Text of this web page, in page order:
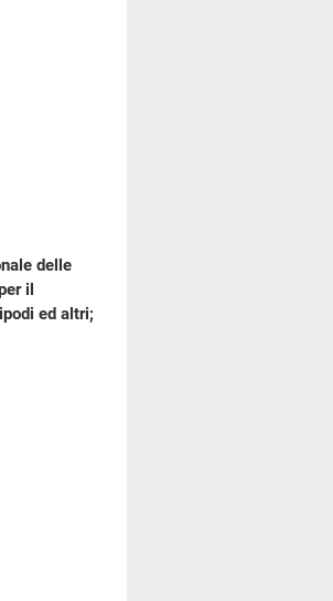
delle
il
ed altri;